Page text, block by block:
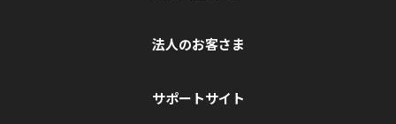
法人のお客さま
サポートサイト